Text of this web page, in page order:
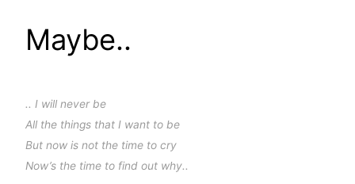
Maybe..
.. I will never be
All the things that I want to be
But now is not the time to cry
Now’s the time to find out why..